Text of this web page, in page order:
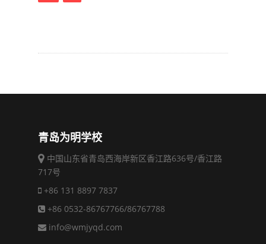
青岛为明学校
中国山东省青岛西海岸新区香江路636号/香江路
717号
+86 131 8897 7837
+86 0532-86767766/86767788
info@wmjyqd.com